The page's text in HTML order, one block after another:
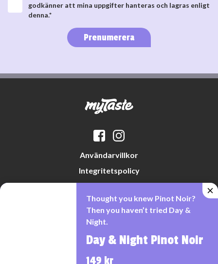
godkänner att mina uppgifter hanteras och lagras enligt
denna.*
Prenumerera
Användarvillkor
Integritetspolicy
Cookiepolicy
Denna webbplats drivs av Vinklubben i Norden AB
Thought you knew Pinot Noir?
Then you haven’t tried Day &
Night.
Day & Night Pinot Noir
149 kr